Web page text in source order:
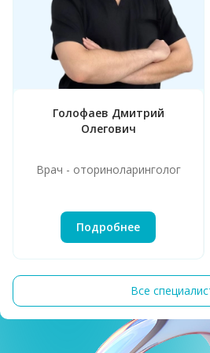
Голофаев Дмитрий
Олегович
Врач - оториноларинголог
Подробнее
Все